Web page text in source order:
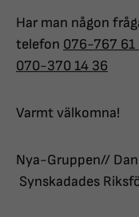
Har man någon
telefon 076-767 61
070-370 14 36
Varmt välkomna!
Nya-Gruppen//
Synskadades